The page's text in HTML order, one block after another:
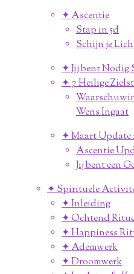
✦ Ascentie
Stap in 5d
Schijn je
✦ Jij bent Nodig
✦ 7 Heilige
Wens Ingaat
✦ Maart Update
Ascentie
Jij bent een
✦ Spirituele
✦ Inleiding
✦ Ochtend
✦ Happiness
✦ Ademwerk
✦ Droomwerk